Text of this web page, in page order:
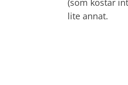
lite annat.